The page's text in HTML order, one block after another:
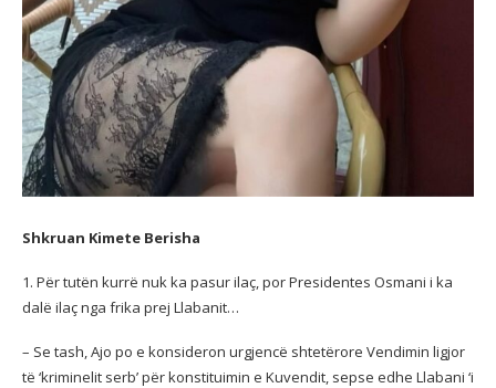
Shkruan Kimete Berisha
1. Për tutën kurrë nuk ka pasur ilaç, por Presidentes Osmani i ka
dalë ilaç nga frika prej Llabanit…
– Se tash, Ajo po e konsideron urgjencë shtetërore Vendimin ligjor
të ‘kriminelit serb’ për konstituimin e Kuvendit, sepse edhe Llabani ‘i